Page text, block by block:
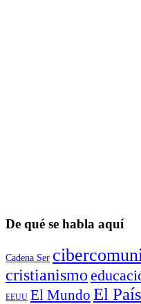
De qué se habla aquí
Cadena Ser
cristianismo
EEUU El Mundo El País